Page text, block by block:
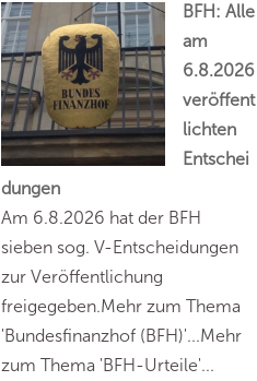
BFH: Alle
am
6.8.2026
veröffent
lichten
Entschei
dungen
Am 6.8.2026 hat der BFH
sieben sog. V-Entscheidungen
zur Veröffentlichung
freigegeben.Mehr zum Thema
'Bundesfinanzhof (BFH)'...Mehr
zum Thema 'BFH-Urteile'...